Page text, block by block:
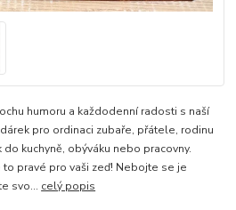
humoru a každodenní radosti s naší
pro ordinaci zubaře, přátele, rodinu
kuchyně, obýváku nebo pracovny.
pravé pro vaši zeď! Nebojte se je
svo... celý popis